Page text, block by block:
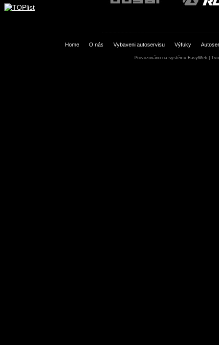
Home O nás Vybaveni autoservisu Výfuky
Provozováno na systému EasyWeb|